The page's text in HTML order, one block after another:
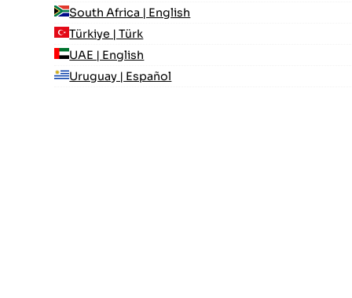
South Africa | English
Türkiye | Türk
UAE | English
Uruguay | Español